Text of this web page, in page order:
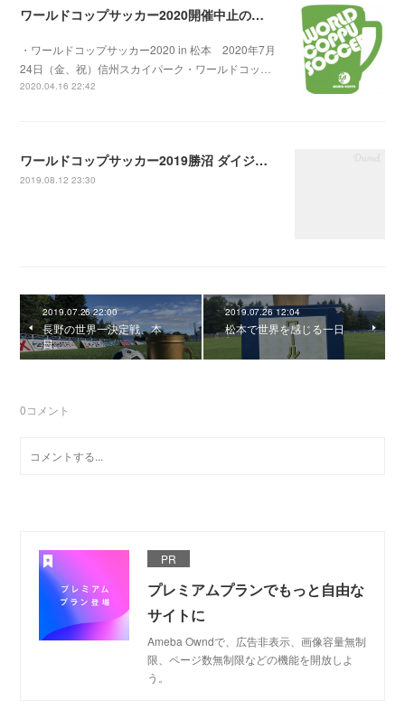
ワールドコップサッカー2020開催中止のお知らせ
・ワールドコップサッカー2020 in 松本 2020年7月
24日（金、祝）信州スカイパーク・ワールドコッ…
2020.04.16 22:42
ワールドコップサッカー2019勝沼 ダイジェスト
2019.08.12 23:30
2019.07.26 22:00
長野の世界一決定戦、本
日。
2019.07.26 12:04
松本で世界を感じる一日
0コメント
PR
プレミアムプランでもっと自由な
サイトに
Ameba Owndで、広告非表示、画像容量無制
限、ページ数無制限などの機能を開放しよ
う。